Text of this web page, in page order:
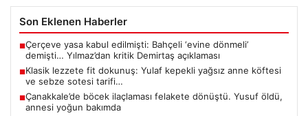
Son Eklenen Haberler
■Çerçeve yasa kabul edilmişti: Bahçeli ‘evine dönmeli’
demişti… Yılmaz’dan kritik Demirtaş açıklaması
■Klasik lezzete fit dokunuş: Yulaf kepekli yağsız anne köftesi
ve sebze sotesi tarifi…
■Çanakkale’de böcek ilaçlaması felakete dönüştü. Yusuf öldü,
annesi yoğun bakımda